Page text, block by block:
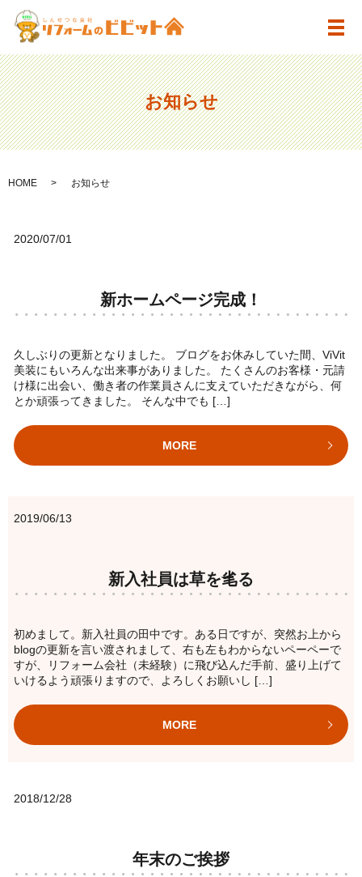
メ
お知らせ
HOME お知らせ
2020/07/01
新ホームページ完成！
久しぶりの更新となりました。 ブログをお休みしていた間、ViVit
美装にもいろんな出来事がありました。 たくさんのお客様・元請
け様に出会い、働き者の作業員さんに支えていただきながら、何
とか頑張ってきました。 そんな中でも […]
MORE
2019/06/13
新入社員は草を毟る
初めまして。新入社員の田中です。ある日ですが、突然お上から
blogの更新を言い渡されまして、右も左もわからないペーペーで
すが、リフォーム会社（未経験）に飛び込んだ手前、盛り上げて
いけるよう頑張りますので、よろしくお願いし […]
MORE
2018/12/28
年末のご挨拶